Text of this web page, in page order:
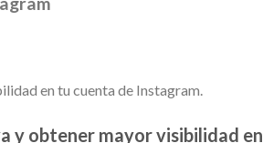
en tu cuenta de Instagram.
y obtener mayor visibilidad en